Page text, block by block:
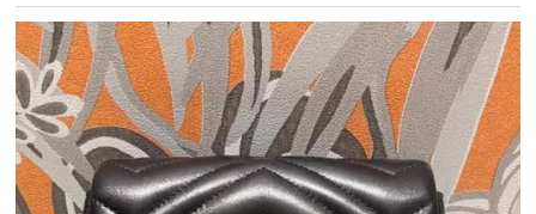
中野ブロードウェイ
宅配買取を申し込む